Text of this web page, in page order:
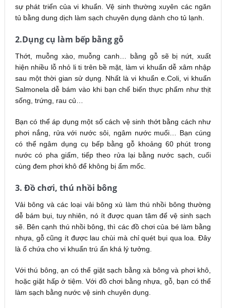
sự phát triển của vi khuẩn. Vệ sinh thường xuyên các ngăn
tủ bằng dung dịch làm sạch chuyên dụng dành cho tủ lạnh.
2.Dụng cụ làm bếp bằng gỗ
Thớt, muỗng xào, muỗng canh… bằng gỗ sẽ bị nứt, xuất
hiện nhiều lỗ nhỏ li ti trên bề mặt, làm vi khuẩn dễ xâm nhập
sau một thời gian sử dụng. Nhất là vi khuẩn e.Coli, vi khuẩn
Salmonela dễ bám vào khi bạn chế biến thực phẩm như thịt
sống, trứng, rau củ…
Bạn có thể áp dụng một số cách vệ sinh thớt bằng cách như
phơi nắng, rửa với nước sôi, ngâm nước muối… Bạn cúng
có thể ngâm dụng cụ bếp bằng gỗ khoảng 60 phút trong
nước có pha giấm, tiếp theo rửa lại bằng nước sạch, cuối
cùng đem phơi khô để không bị ẩm mốc.
3. Đồ chơi, thú nhồi bông
Vải bông và các loại vải bông xù làm thú nhồi bông thường
dễ bám bụi, tuy nhiên, nó ít được quan tâm để vệ sinh sạch
sẽ. Bên cạnh thú nhồi bông, thì các đồ chơi của bé làm bằng
nhựa, gỗ cũng ít được lau chùi mà chỉ quét bụi qua loa. Đây
là ổ chứa cho vi khuẩn trú ẩn khá lý tưởng.
Với thú bông, ạn có thể giặt sạch bằng xà bông và phơi khô,
hoặc giặt hấp ở tiệm. Với đồ chơi bằng nhựa, gỗ, bạn có thể
làm sạch bằng nước vệ sinh chuyên dụng.